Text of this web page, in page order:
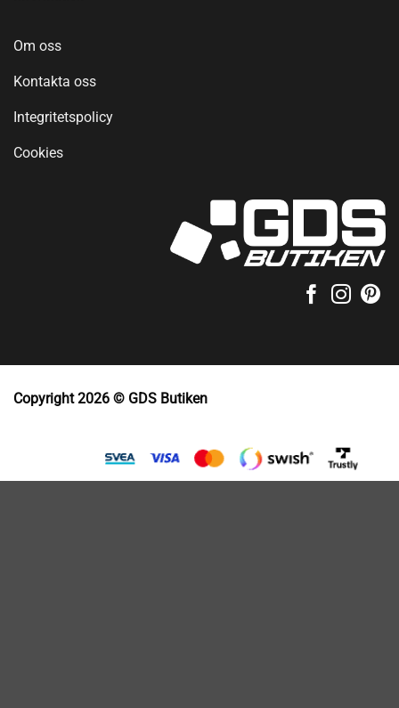
Om oss
Kontakta oss
Integritetspolicy
Cookies
Copyright 2026 © GDS Butiken